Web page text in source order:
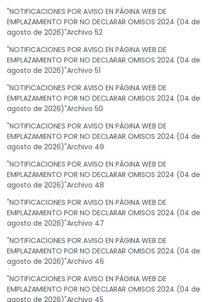
"NOTIFICACIONES POR AVISO EN PÁGINA WEB DE
EMPLAZAMIENTO POR NO DECLARAR OMISOS 2024 (04 de
agosto de 2026)"Archivo 52
"NOTIFICACIONES POR AVISO EN PÁGINA WEB DE
EMPLAZAMIENTO POR NO DECLARAR OMISOS 2024 (04 de
agosto de 2026)"Archivo 51
"NOTIFICACIONES POR AVISO EN PÁGINA WEB DE
EMPLAZAMIENTO POR NO DECLARAR OMISOS 2024 (04 de
agosto de 2026)"Archivo 50
"NOTIFICACIONES POR AVISO EN PÁGINA WEB DE
EMPLAZAMIENTO POR NO DECLARAR OMISOS 2024 (04 de
agosto de 2026)"Archivo 49
"NOTIFICACIONES POR AVISO EN PÁGINA WEB DE
EMPLAZAMIENTO POR NO DECLARAR OMISOS 2024 (04 de
agosto de 2026)"Archivo 48
"NOTIFICACIONES POR AVISO EN PÁGINA WEB DE
EMPLAZAMIENTO POR NO DECLARAR OMISOS 2024 (04 de
agosto de 2026)"Archivo 47
"NOTIFICACIONES POR AVISO EN PÁGINA WEB DE
EMPLAZAMIENTO POR NO DECLARAR OMISOS 2024 (04 de
agosto de 2026)"Archivo 46
"NOTIFICACIONES POR AVISO EN PÁGINA WEB DE
EMPLAZAMIENTO POR NO DECLARAR OMISOS 2024 (04 de
agosto de 2026)"Archivo 45